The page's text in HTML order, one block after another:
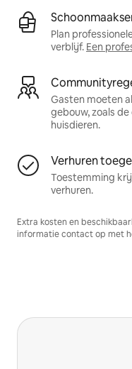
Plan
verblijf. Een
Gasten moeten
gebouw, zoals
huisdieren.
Verhuren
Toestemming
verhuren.
Extra kosten en
informatie contact op met